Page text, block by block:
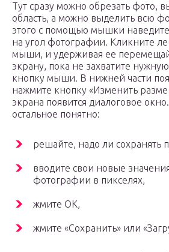
Тут сразу можно обрезать фото,
область, а можно выделить всю
этого с помощью мышки наведите
на угол фотографии. Кликните
мыши, и удерживая ее
экрану, пока не захватите нужную
кнопку мыши. В нижней части
нажмите кнопку «Изменить
экрана появится диалоговое
остальное понятно:
решайте, надо ли сохранять
вводите свои новые
фотографии в пикселях,
жмите ОК,
жмите «Сохранить» или